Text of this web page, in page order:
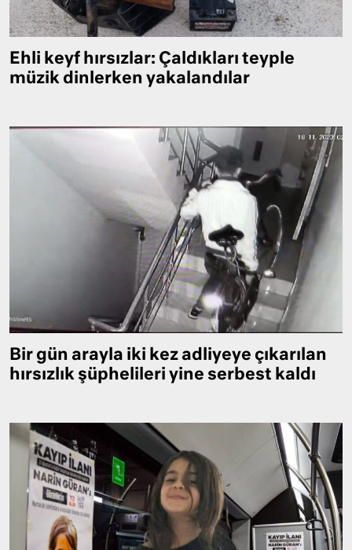
Ehli keyf hırsızlar: Çaldıkları teyple
müzik dinlerken yakalandılar
Bir gün arayla iki kez adliyeye çıkarılan
hırsızlık şüphelileri yine serbest kaldı